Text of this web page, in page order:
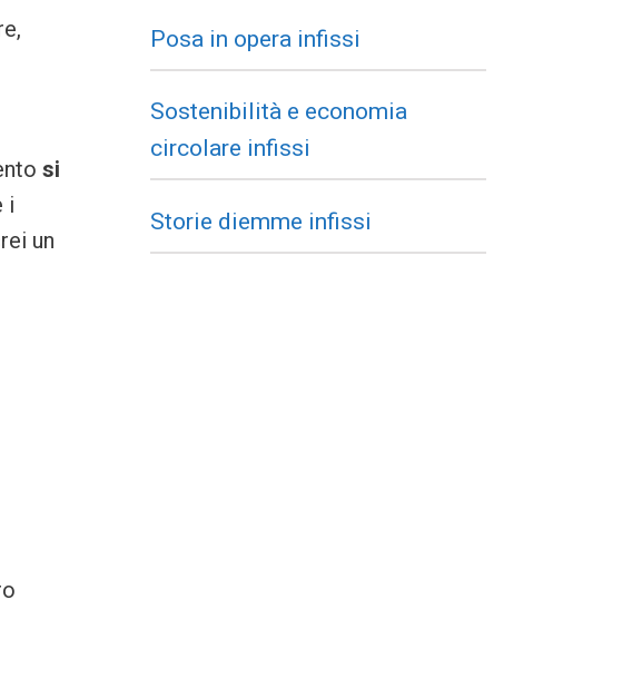
si
i
un
Posa in opera infissi
Sostenibilità e economia
circolare infissi
Storie diemme infissi